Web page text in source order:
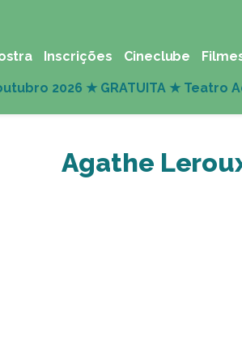
Inscrições Cineclube
Agathe